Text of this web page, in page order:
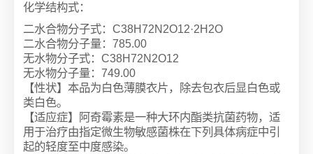
化学结构式：
二水合物分子式：C38H72N2O12·2H2O
二水合物分子量：785.00
无水物分子式：C38H72N2O12
无水物分子量：749.00
【性状】本品为白色薄膜衣片，除去包衣后显白色或
类白色。
【适应症】阿奇霉素是一种大环内酯类抗菌药物，适
用于治疗由指定微生物敏感菌株在下列具体病症中引
起的轻度至中度感染。